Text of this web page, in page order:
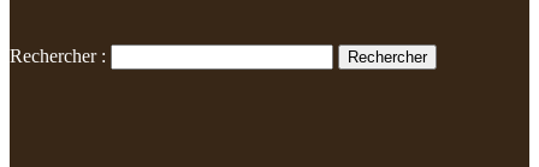
階でかなりに量の葡萄を捨てる。 簡単に、SO2無添加の醸
Rechercher :